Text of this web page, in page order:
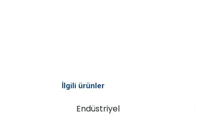
İlgili ürünler
Endüstriyel